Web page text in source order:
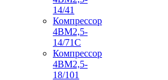
14/41
Компрессор
4ВМ2,5-
14/71C
Компрессор
4ВМ2,5-
18/101